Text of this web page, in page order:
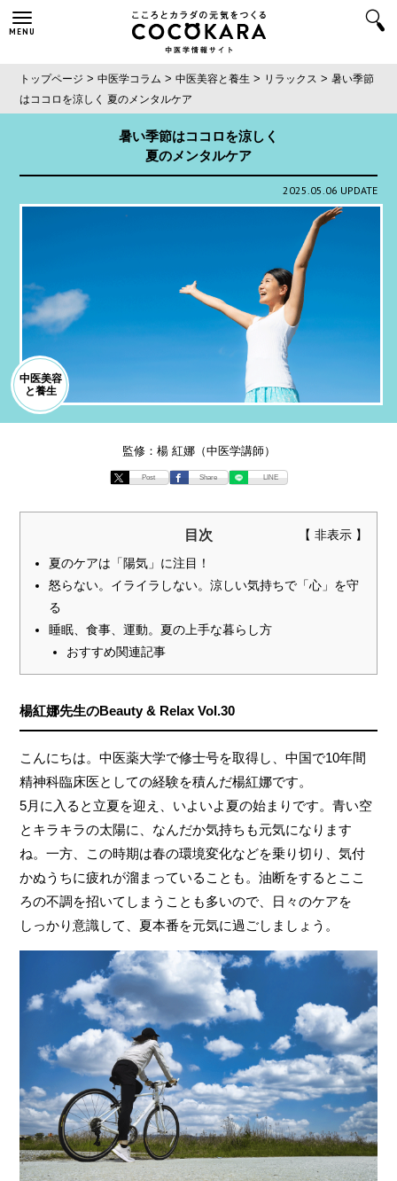
MENU
トップページ >中医学コラム >中医美容と養生 > リラックス >暑い季節
はココロを涼しく 夏のメンタルケア
中医美容
と養生
暑い季節はココロを涼しく
夏のメンタルケア
2025.05.06 UPDATE
監修：楊 紅娜（中医学講師）
Post Share LINE
目次
夏のケアは「陽気」に注目！
怒らない。イライラしない。涼しい気持ちで「心」を守
る
睡眠、食事、運動。夏の上手な暮らし方
おすすめ関連記事
楊紅娜先生のBeauty & Relax Vol.30
こんにちは。中医薬大学で修士号を取得し、中国で10年間
精神科臨床医としての経験を積んだ楊紅娜です。
5月に入ると立夏を迎え、いよいよ夏の始まりです。青い空
とキラキラの太陽に、なんだか気持ちも元気になります
ね。一方、この時期は春の環境変化などを乗り切り、気付
かぬうちに疲れが溜まっていることも。油断をするとここ
ろの不調を招いてしまうことも多いので、日々のケアを
しっかり意識して、夏本番を元気に過ごしましょう。